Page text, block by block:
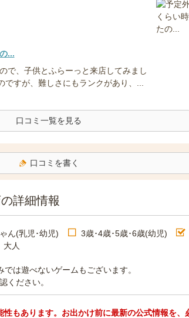
...
で、子供とふらーっと来店してみまし
すが、難しさにもランクがあり、...
口コミ一覧を見る
口コミを書く
詳細情報
ん(乳児･幼児) 3歳･4歳･5歳･6歳(幼児)
大人
は遊べないゲームもございます。
ください。
もあります。お出かけ前に最新の公式情報を、